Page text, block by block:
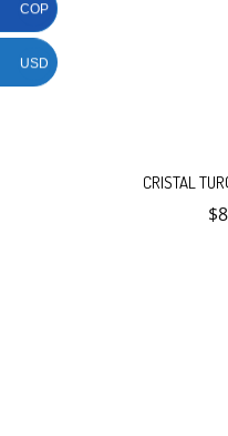
CRISTAL
$
COP
USD